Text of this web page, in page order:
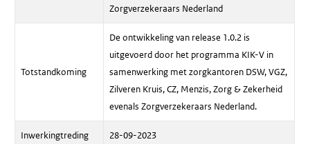
Zorgverzekeraars Nederland
Totstandkoming
De ontwikkeling van release 1.0.2 is
uitgevoerd door het programma KIK-V in
samenwerking met zorgkantoren DSW, VGZ,
Zilveren Kruis, CZ, Menzis, Zorg & Zekerheid
evenals Zorgverzekeraars Nederland.
Inwerkingtreding 28-09-2023